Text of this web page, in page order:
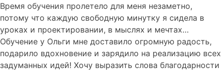
Время обучения пролетело для меня незаметно,
потому что каждую свободную минутку я сидела в
уроках и проектировании, в мыслях и мечтах…
Обучение у Ольги мне доставило огромную радость,
подарило вдохновение и зарядило на реализацию всех
задуманных идей! Хочу выразить слова благодарности